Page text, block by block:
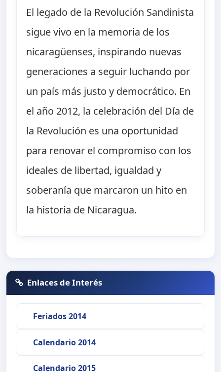
El legado de la Revolución Sandinista
sigue vivo en la memoria de los
nicaragüenses, inspirando nuevas
generaciones a seguir luchando por
un país más justo y democrático. En
el año 2012, la celebración del Día de
la Revolución es una oportunidad
para renovar el compromiso con los
ideales de libertad, igualdad y
soberanía que marcaron un hito en
la historia de Nicaragua.
Enlaces de Interés
Feriados 2014
Calendario 2014
Calendario 2015